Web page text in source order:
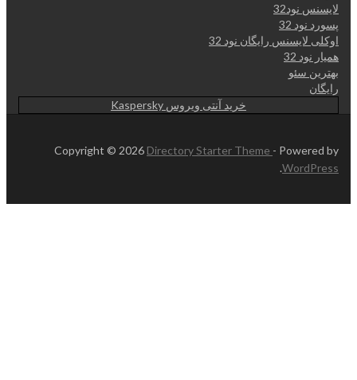
لایسنس نود32
پسورد نود 32
اوکلی لایسنس رایگان نود 32
همیار نود 32
بهترین سئو
رایگان
خرید آنتی ویروس Kaspersky
Copyright © 2026 Directory Starter Theme - Powered by
WordPress
.